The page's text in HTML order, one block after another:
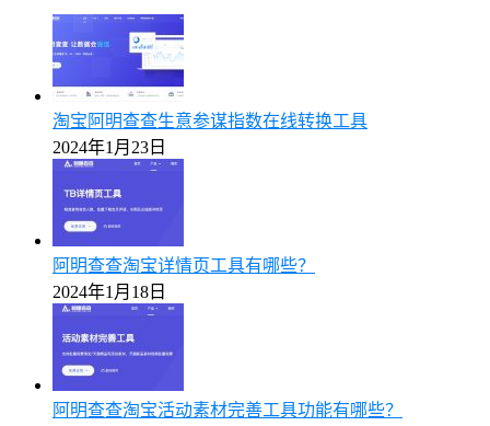
淘宝阿明查查生意参谋指数在线转换工具
2024年1月23日
阿明查查淘宝详情页工具有哪些？
2024年1月18日
阿明查查淘宝活动素材完善工具功能有哪些？